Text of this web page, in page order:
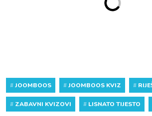
#JOOMBOOS #JOOMBOOS KVIZ #
# ZABAVNI KVIZOVI # LISNATO TIJESTO